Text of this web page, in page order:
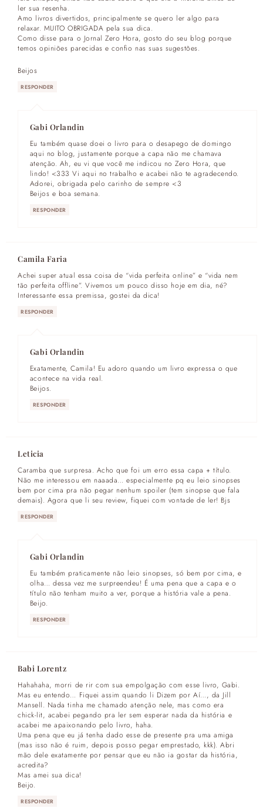
ler sua resenha.
Amo livros divertidos, principalmente se quero ler algo para
relaxar. MUITO OBRIGADA pela sua dica.
Como disse para o Jornal Zero Hora, gosto do seu blog porque
temos opiniões parecidas e confio nas suas sugestões.
Beijos
RESPONDER
Gabi Orlandin
Eu também quase doei o livro para o desapego de domingo
aqui no blog, justamente porque a capa não me chamava
atenção. Ah, eu vi que você me indicou no Zero Hora, que
lindo! <333 Vi aqui no trabalho e acabei não te agradecendo.
Adorei, obrigada pelo carinho de sempre <3
Beijos e boa semana.
RESPONDER
Camila Faria
Achei super atual essa coisa de “vida perfeita online” e “vida nem
tão perfeita offline”. Vivemos um pouco disso hoje em dia, né?
Interessante essa premissa, gostei da dica!
RESPONDER
Gabi Orlandin
Exatamente, Camila! Eu adoro quando um livro expressa o que
acontece na vida real.
Beijos.
RESPONDER
Leticia
Caramba que surpresa. Acho que foi um erro essa capa + título.
Não me interessou em naaada… especialmente pq eu leio sinopses
bem por cima pra não pegar nenhum spoiler (tem sinopse que fala
demais). Agora que li seu review, fiquei com vontade de ler! Bjs
RESPONDER
Gabi Orlandin
Eu também praticamente não leio sinopses, só bem por cima, e
olha… dessa vez me surpreendeu! É uma pena que a capa e o
título não tenham muito a ver, porque a história vale a pena.
Beijo.
RESPONDER
Babi Lorentz
Hahahaha, morri de rir com sua empolgação com esse livro, Gabi.
Mas eu entendo… Fiquei assim quando li Dizem por Aí…, da Jill
Mansell. Nada tinha me chamado atenção nele, mas como era
chick-lit, acabei pegando pra ler sem esperar nada da história e
acabei me apaixonando pelo livro, haha.
Uma pena que eu já tenha dado esse de presente pra uma amiga
(mas isso não é ruim, depois posso pegar emprestado, kkk). Abri
mão dele exatamente por pensar que eu não ia gostar da história,
acredita?
Mas amei sua dica!
Beijo.
RESPONDER